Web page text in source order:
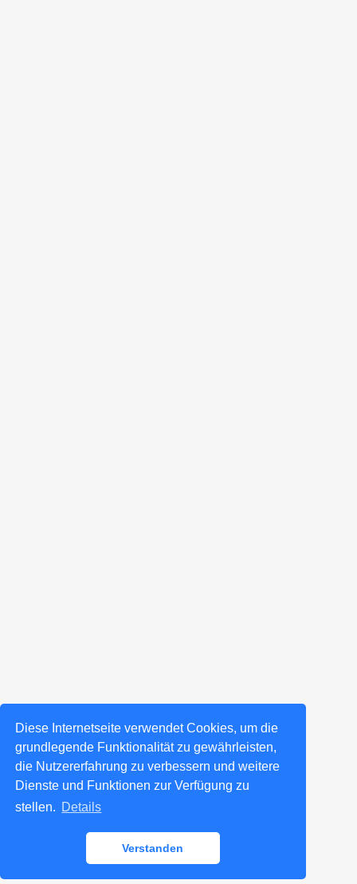
Diese Internetseite verwendet Cookies, um die
grundlegende Funktionalität zu gewährleisten,
die Nutzererfahrung zu verbessern und weitere
Dienste und Funktionen zur Verfügung zu
stellen. Details
Verstanden